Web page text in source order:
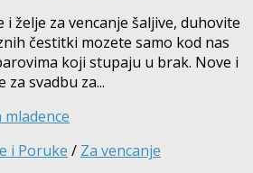
i želje za vencanje šaljive, duhovite
čestitki mozete samo kod nas
koji stupaju u brak. Nove i
svadbu za...
i Poruke / Za vencanje